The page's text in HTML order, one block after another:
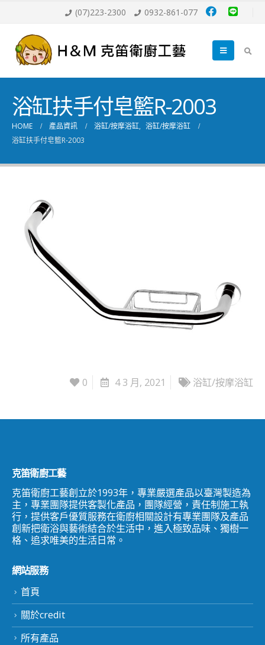
(07)223-2300 0932-861-077
浴缸扶手付皂籃R-2003
HOME 產品資訊 浴缸/按摩浴缸, 浴缸/按摩浴缸
浴缸扶手付皂籃R-2003
0 4 3 月, 2021 浴缸/按摩浴缸
克笛衛廚工藝
克笛衛廚工藝創立於1993年，專業嚴選產品以臺灣製造為
主，專業團隊提供客製化產品，團隊經營，責任制施工執
行，提供客戶優質服務在衛廚相關設計有專業團隊及產品
創新把衛浴與藝術結合於生活中，進入極致品味、獨樹一
格、追求唯美的生活日常。
網站服務
首頁
關於credit
所有產品